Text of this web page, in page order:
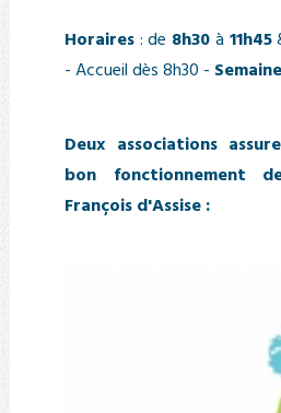
Horaires: de 8h30à 11h45
- Accueil dès 8h30 -
Deux associations
bon fonctionnement
François d'Assise :